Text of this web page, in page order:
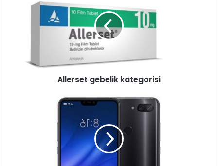
Allerset gebelik kategorisi